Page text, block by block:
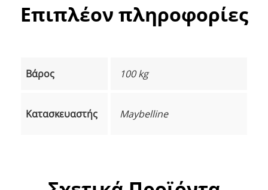
Επιπλέον πληροφορίες
Βάρος 100 kg
Κατασκευαστής Maybelline